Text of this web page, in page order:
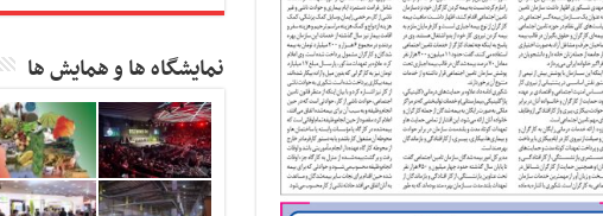
نمایشگاه ها و همایش ها